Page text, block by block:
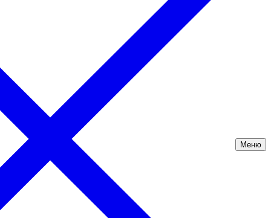
Меню